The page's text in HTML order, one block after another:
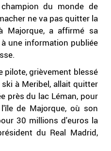
du monde de
ne va pas quitter la
Majorque, a affirmé sa
une information publiée
pilote, grièvement blessé
à Meribel, allait quitter
près du lac Léman, pour
de Majorque, où son
30 millions d'euros la
du Real Madrid,